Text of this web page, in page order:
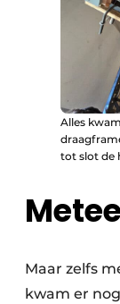
Alles
tot slot de
Maar zelfs
kwam er